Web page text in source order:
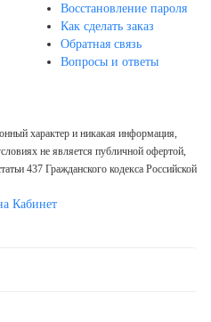
Восстановление пароля
Как сделать заказ
Обратная связь
Вопросы и ответы
характер и никакая информация,
не является публичной офертой,
437 Гражданского кодекса Российской
Кабинет